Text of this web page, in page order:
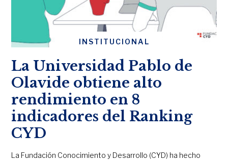
INSTITUCIONAL
La Universidad Pablo de
Olavide obtiene alto
rendimiento en 8
indicadores del Ranking
CYD
La Fundación Conocimiento y Desarrollo (CYD) ha hecho